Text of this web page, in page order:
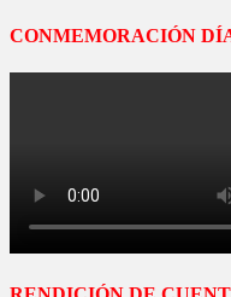
CONMEMORACIÓN